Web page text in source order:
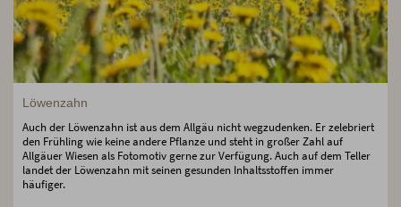
Löwenzahn
Auch der Löwenzahn ist aus dem Allgäu nicht wegzudenken. Er zelebriert
den Frühling wie keine andere Pflanze und steht in großer Zahl auf
Allgäuer Wiesen als Fotomotiv gerne zur Verfügung. Auch auf dem Teller
landet der Löwenzahn mit seinen gesunden Inhaltsstoffen immer
häufiger.